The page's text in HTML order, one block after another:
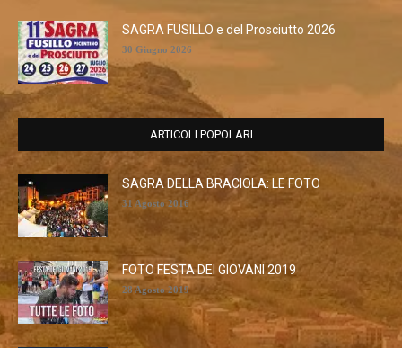
SAGRA FUSILLO e del Prosciutto 2026
30 Giugno 2026
ARTICOLI POPOLARI
SAGRA DELLA BRACIOLA: LE FOTO
31 Agosto 2016
FOTO FESTA DEI GIOVANI 2019
28 Agosto 2019